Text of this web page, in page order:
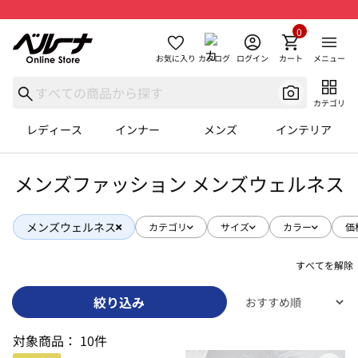
お気に入り カタログ ログイン カート
0
メニュー
カテゴリ
レディース インナー メンズ インテリア
メンズファッション メンズウェルネス
メンズウェルネス カテゴリ サイズ カラー 価
すべてを解除
絞り込み
対象商品： 10件